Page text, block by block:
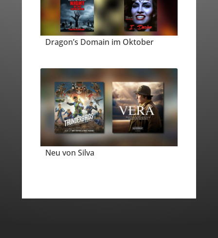
Dragon’s Domain im Oktober
Neu von Silva